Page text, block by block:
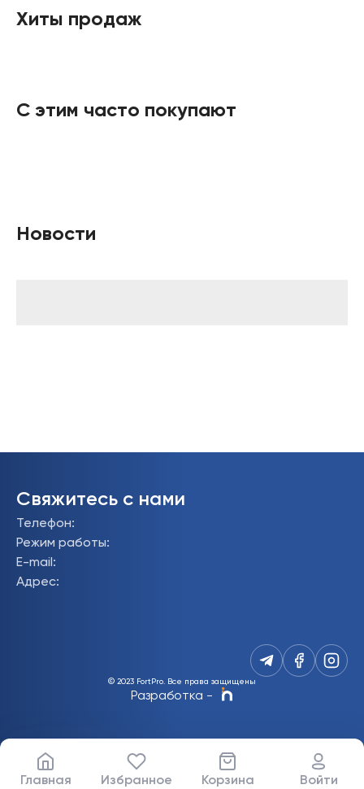
Хиты продаж
С этим часто покупают
Новости
Свяжитесь с нами
Телефон:
Режим работы:
E-mail :
Адрес:
© 2023 FortPro. Все права защищены
Разработка -
Главная Избранное Корзина Войти